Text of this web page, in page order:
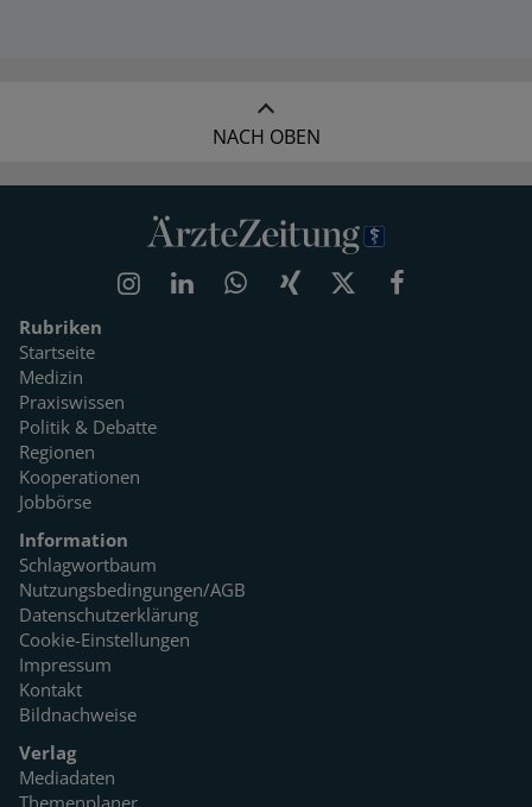
NACH OBEN
Rubriken
Startseite
Medizin
Praxiswissen
Politik & Debatte
Regionen
Kooperationen
Jobbörse
Information
Schlagwortbaum
Nutzungsbedingungen/AGB
Datenschutzerklärung
Cookie-Einstellungen
Impressum
Kontakt
Bildnachweise
Verlag
Mediadaten